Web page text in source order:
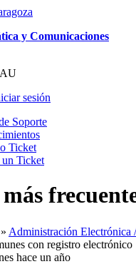
y Comunicaciones
sesión
Soporte
Ticket
un Ticket
» Administración Electrónica
con registro electrónico
hace un año